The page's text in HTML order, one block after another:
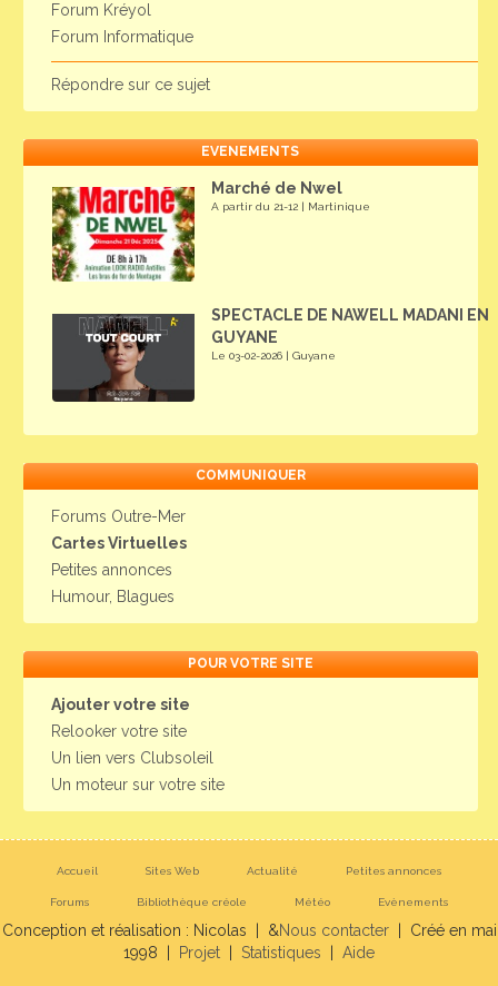
Forum Kréyol
Forum Informatique
Répondre sur ce sujet
EVENEMENTS
Marché de Nwel
A partir du 21-12 | Martinique
SPECTACLE DE NAWELL MADANI EN
GUYANE
Le 03-02-2026 | Guyane
COMMUNIQUER
Forums Outre-Mer
Cartes Virtuelles
Petites annonces
Humour, Blagues
POUR VOTRE SITE
Ajouter votre site
Relooker votre site
Un lien vers Clubsoleil
Un moteur sur votre site
Accueil Sites Web Actualité Petites annonces
Forums Bibliothèque créole Météo Evènements
Conception et réalisation : Nicolas | &Nous contacter| Créé en mai
1998 |
Projet Statistiques Aide